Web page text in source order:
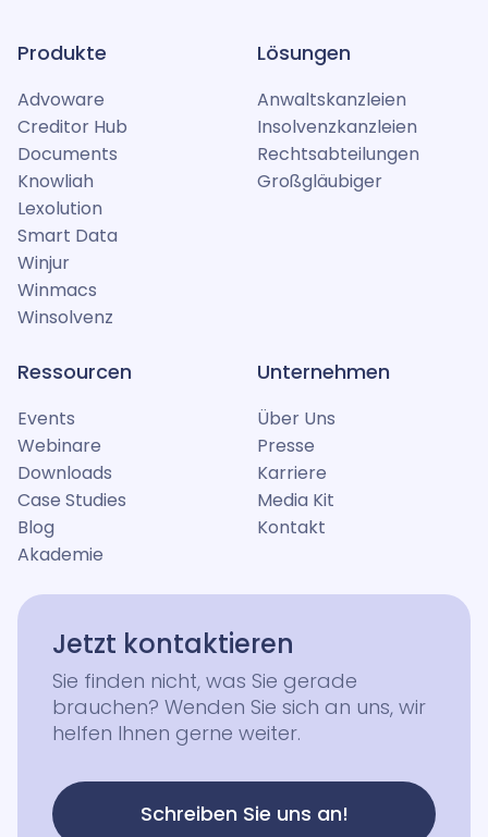
Produkte
Advoware
Creditor Hub
Documents
Knowliah
Lexolution
Smart Data
Winjur
Winmacs
Winsolvenz
Lösungen
Anwaltskanzleien
Insolvenzkanzleien
Rechtsabteilungen
Großgläubiger
Ressourcen
Events
Webinare
Downloads
Case Studies
Blog
Akademie
Unternehmen
Über Uns
Presse
Karriere
Media Kit
Kontakt
Jetzt kontaktieren
Sie finden nicht, was Sie gerade
brauchen? Wenden Sie sich an uns, wir
helfen Ihnen gerne weiter.
Schreiben Sie uns an!